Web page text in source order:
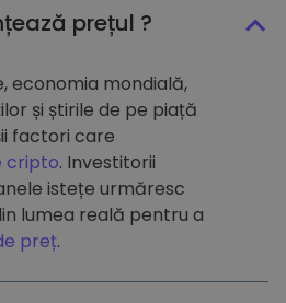
prețul ?
economia mondială,
și știrile de pe piață
factori care
cripto. Investitorii
istețe urmăresc
lumea reală pentru a
preț.